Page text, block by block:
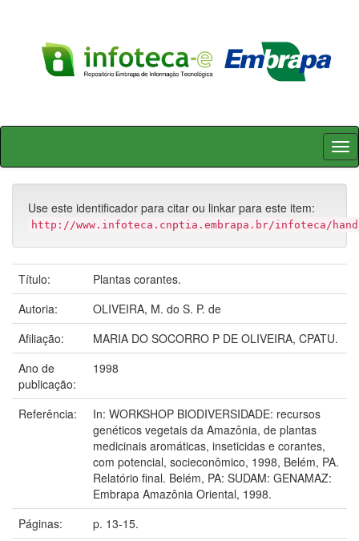
Skip
Use este identificador para citar ou linkar para este item:
http://www.infoteca.cnptia.embrapa.br/infoteca/
Título:
Plantas corantes.
Autoria:
OLIVEIRA, M. do S. P. de
Afiliação:
MARIA DO SOCORRO P DE OLIVEIRA, CPATU.
Ano de
publicação:
1998
Referência:
In: WORKSHOP BIODIVERSIDADE: recursos
genéticos vegetais da Amazônia, de plantas
medicinais aromáticas, inseticidas e corantes,
com potencial, socieconômico, 1998, Belém, PA.
Relatório final. Belém, PA: SUDAM: GENAMAZ:
Embrapa Amazônia Oriental, 1998.
Páginas:
p. 13-15.